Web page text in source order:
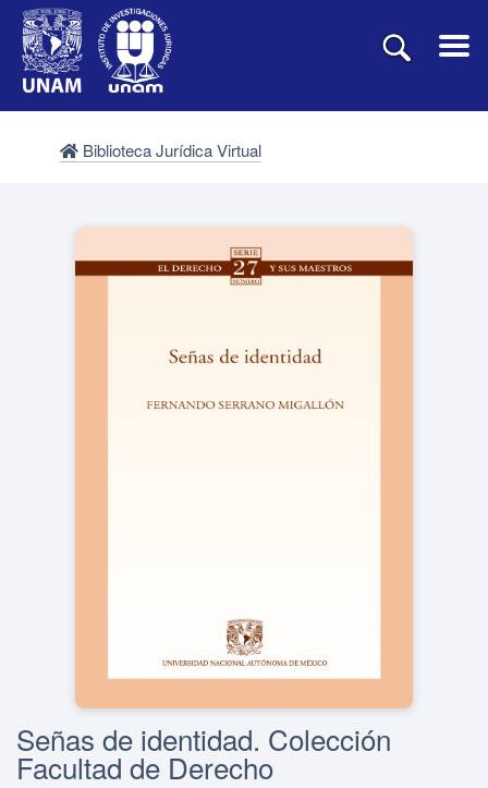
Biblioteca Jurídica Virtual
Señas de identidad. Colección
Facultad de Derecho